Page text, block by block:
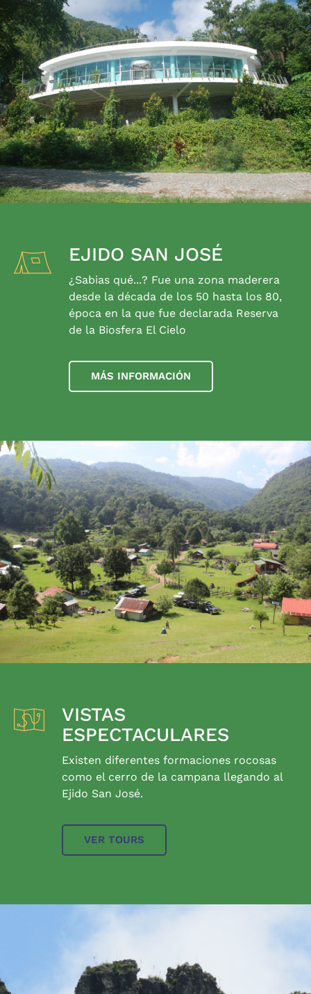
EJIDO SAN JOSÉ
¿Sabias qué...? Fue una zona maderera
desde la década de los 50 hasta los 80,
época en la que fue declarada Reserva
de la Biosfera El Cielo
MÁS INFORMACIÓN
VISTAS
ESPECTACULARES
Existen diferentes formaciones rocosas
como el cerro de la campana llegando al
Ejido San José.
VER TOURS